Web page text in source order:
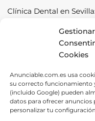
Cookies
Anunciable.com.es usa
su correcto funcionamiento
(incluido Google) pueden
datos para ofrecer anuncios
personalizar tu
Clínica Dental en
Cómo pasar la ITV a la
consejos prácticos
Los cereales
Fábrica de Canapés en
tu Descanso
Las ventajas de